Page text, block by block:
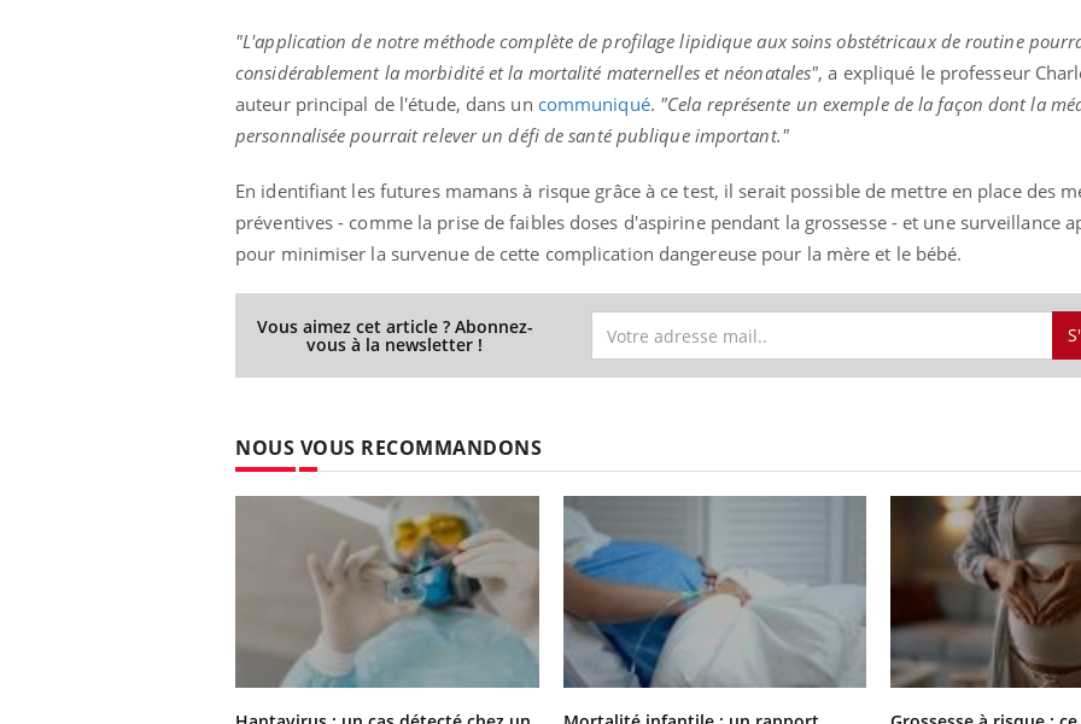
"L'application de notre méthode complète de profilage lipidique aux soins obstétricaux de routine
considérablement la morbidité et la mortalité maternelles et néonatales", a expliqué le professeur
auteur principal de l'étude, dans un communiqué. "Cela représente un exemple de la façon dont la
personnalisée pourrait relever un défi de santé publique important."
En identifiant les futures mamans à risque grâce à ce test, il serait possible de mettre en place des
préventives - comme la prise de faibles doses d'aspirine pendant la grossesse - et une surveillance
pour minimiser la survenue de cette complication dangereuse pour la mère et le bébé.
Vous aimez cet article ? Abonnez-
vous à la newsletter !
NOUS VOUS RECOMMANDONS